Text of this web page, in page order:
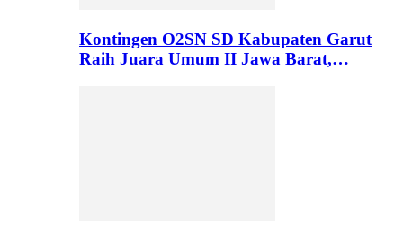
Kontingen O2SN SD Kabupaten Garut
Raih Juara Umum II Jawa Barat,…